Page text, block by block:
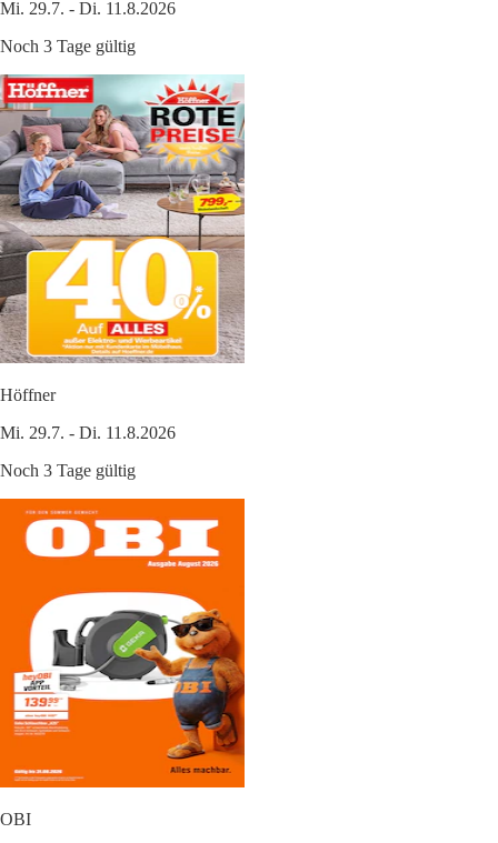
Mi. 29.7. - Di. 11.8.2026
Noch 3 Tage gültig
Höffner
Mi. 29.7. - Di. 11.8.2026
Noch 3 Tage gültig
OBI